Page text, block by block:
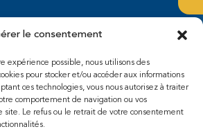
le consentement
expérience possible, nous utilisons des
pour stocker et/ou accéder aux informations
ces technologies, vous nous autorisez à traiter
comportement de navigation ou vos
site. Le refus ou le retrait de votre consentement